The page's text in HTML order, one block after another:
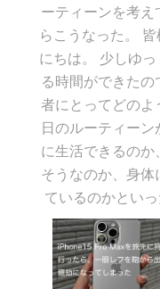
ーティーンを考え
らこうなった。
にちは。 少しゆっ
る時間ができたの
者にとってどのよ
日のルーティーン
に生活できるのか
そうなのか、身体
ているのかとい